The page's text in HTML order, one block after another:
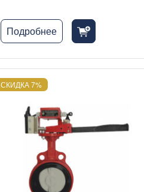
Подробнее cart_fill_badge_plus
СКИДКА 7%